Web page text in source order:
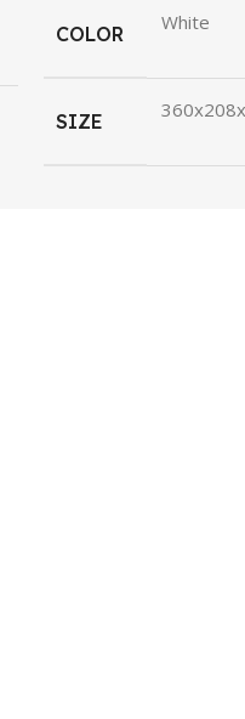
COLOR White
SIZE